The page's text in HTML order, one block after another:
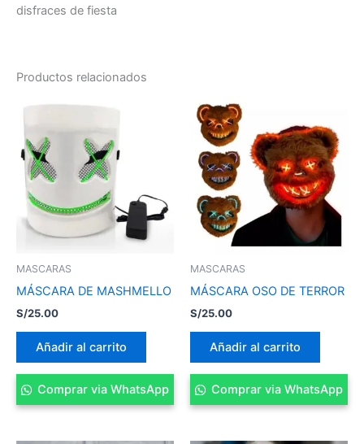
disfraces de fiesta
Productos relacionados
MASCARAS
MÁSCARA DE MASHMELLO
S/25.00
Añadir al carrito
Comprar via WhatsApp
MASCARAS
MÁSCARA OSO DE TERROR
S/25.00
Añadir al carrito
Comprar via WhatsApp